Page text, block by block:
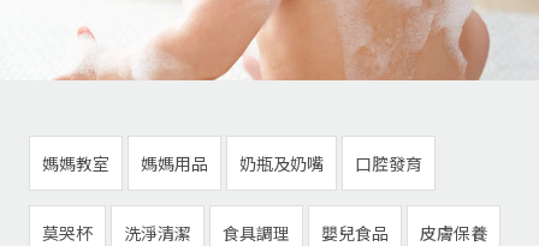
媽媽教室 媽媽用品 奶瓶及奶嘴 口腔發育
莫哭杯 洗淨清潔 食具調理 嬰兒食品 皮膚保養